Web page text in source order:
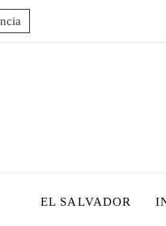
EL SALVADOR